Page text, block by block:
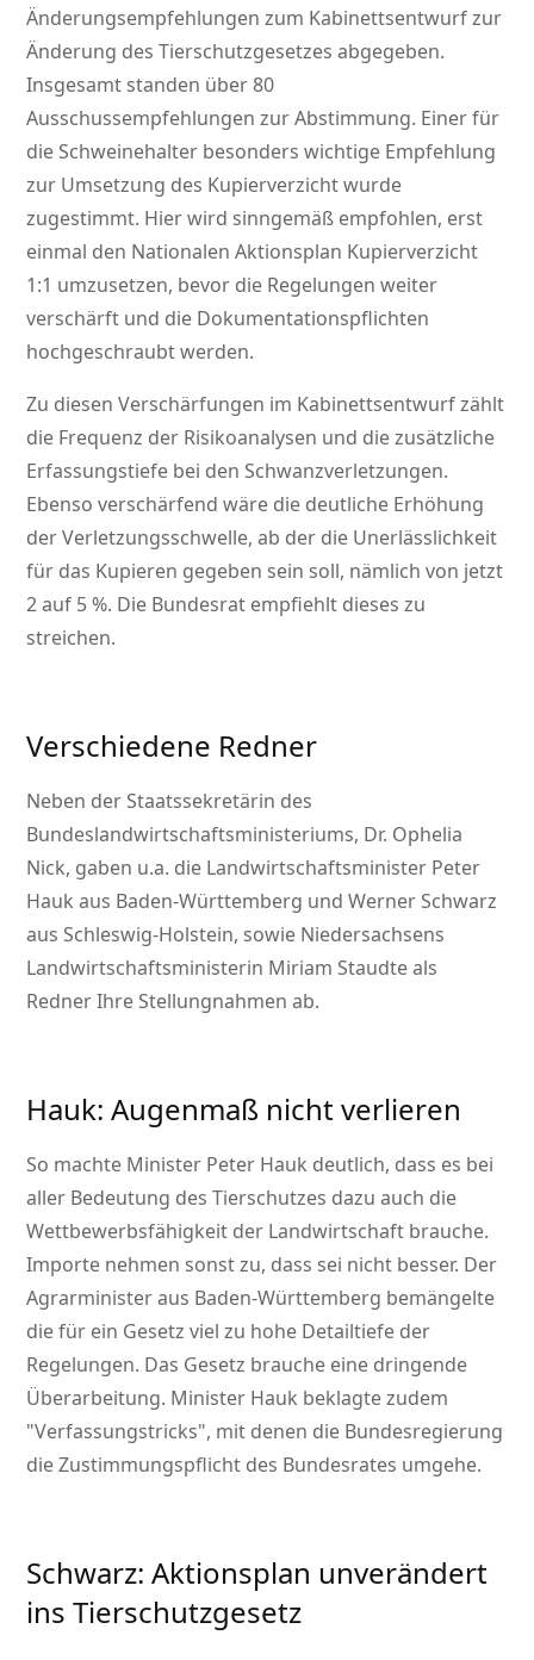
Änderungsempfehlungen zum Kabinettsentwurf zur
Änderung des Tierschutzgesetzes abgegeben.
Insgesamt standen über 80
Ausschussempfehlungen zur Abstimmung. Einer für
die Schweinehalter besonders wichtige Empfehlung
zur Umsetzung des Kupierverzicht wurde
zugestimmt. Hier wird sinngemäß empfohlen, erst
einmal den Nationalen Aktionsplan Kupierverzicht
1:1 umzusetzen, bevor die Regelungen weiter
verschärft und die Dokumentationspflichten
hochgeschraubt werden.
Zu diesen Verschärfungen im Kabinettsentwurf zählt
die Frequenz der Risikoanalysen und die zusätzliche
Erfassungstiefe bei den Schwanzverletzungen.
Ebenso verschärfend wäre die deutliche Erhöhung
der Verletzungsschwelle, ab der die Unerlässlichkeit
für das Kupieren gegeben sein soll, nämlich von jetzt
2 auf 5 %. Die Bundesrat empfiehlt dieses zu
streichen.
Verschiedene Redner
Neben der Staatssekretärin des
Bundeslandwirtschaftsministeriums, Dr. Ophelia
Nick, gaben u.a. die Landwirtschaftsminister Peter
Hauk aus Baden-Württemberg und Werner Schwarz
aus Schleswig-Holstein, sowie Niedersachsens
Landwirtschaftsministerin Miriam Staudte als
Redner Ihre Stellungnahmen ab.
Hauk: Augenmaß nicht verlieren
So machte Minister Peter Hauk deutlich, dass es bei
aller Bedeutung des Tierschutzes dazu auch die
Wettbewerbsfähigkeit der Landwirtschaft brauche.
Importe nehmen sonst zu, dass sei nicht besser. Der
Agrarminister aus Baden-Württemberg bemängelte
die für ein Gesetz viel zu hohe Detailtiefe der
Regelungen. Das Gesetz brauche eine dringende
Überarbeitung. Minister Hauk beklagte zudem
Verfassungstricks , mit denen die Bundesregierung
die Zustimmungspflicht des Bundesrates umgehe.
Schwarz: Aktionsplan unverändert
ins Tierschutzgesetz